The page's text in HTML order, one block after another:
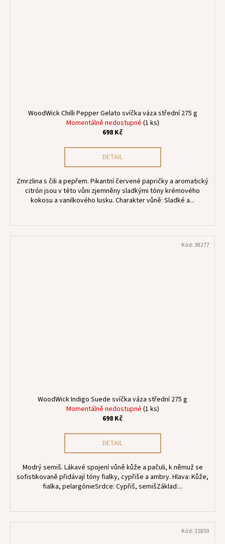
WoodWick Chilli Pepper Gelato svíčka váza střední 275 g
Momentálně nedostupné (1 ks)
698 Kč
DETAIL
Zmrzlina s čili a pepřem. Pikantní červené papričky a aromatický
citrón jsou v této vůni zjemněny sladkými tóny krémového
kokosu a vanilkového lusku. Charakter vůně: Sladké a...
WoodWick Indigo Suede svíčka váza střední 275 g
Momentálně nedostupné (1 ks)
698 Kč
DETAIL
Modrý semiš. Lákavé spojení vůně kůže a pačuli, k němuž se
sofistikovaně přidávají tóny fialky, cypřiše a ambry. Hlava: Kůže,
fialka, pelargónieSrdce: Cypřiš, semišZáklad:...
Kód:38277
Kód:31859